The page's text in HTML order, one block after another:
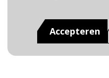
Accepteren